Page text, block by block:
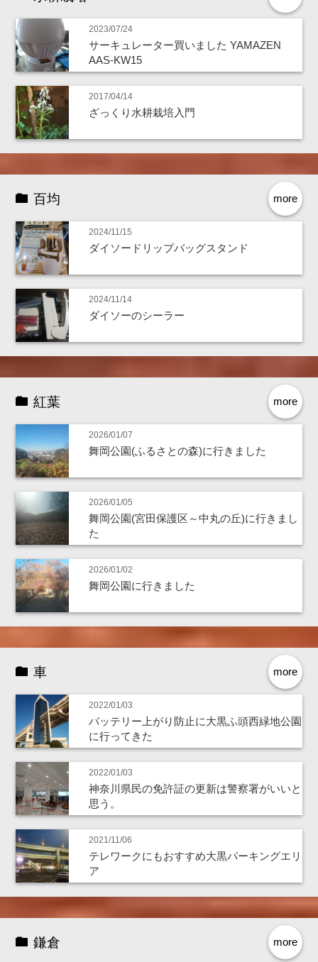
2023/07/24
サーキュレーター買いました YAMAZEN
AAS-KW15
2017/04/14
ざっくり水耕栽培入門
more
百均
2024/11/15
ダイソードリップバッグスタンド
2024/11/14
ダイソーのシーラー
more
紅葉
2026/01/07
舞岡公園(ふるさとの森)に行きました
2026/01/05
舞岡公園(宮田保護区～中丸の丘)に行きまし
た
2026/01/02
舞岡公園に行きました
more
車
2022/01/03
バッテリー上がり防止に大黒ふ頭西緑地公園
に行ってきた
2022/01/03
神奈川県民の免許証の更新は警察署がいいと
思う。
2021/11/06
テレワークにもおすすめ大黒パーキングエリ
ア
more
鎌倉